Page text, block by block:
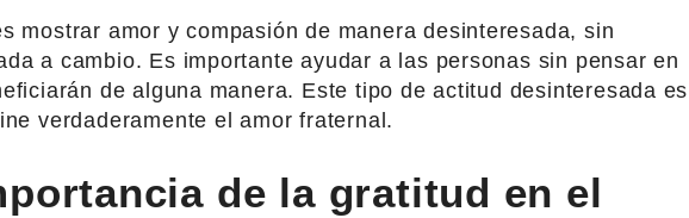
mostrar amor y compasión de manera desinteresada, sin
a cambio. Es importante ayudar a las personas sin pensar en
de alguna manera. Este tipo de actitud desinteresada es
verdaderamente el amor fraternal.
de la gratitud en el